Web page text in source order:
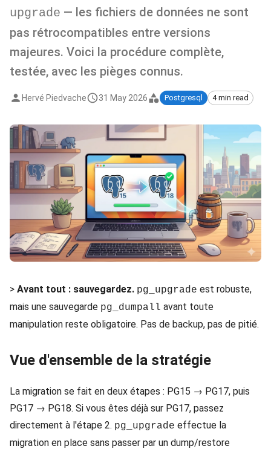
upgrade — les fichiers de données ne sont
pas rétrocompatibles entre versions
majeures. Voici la procédure complète,
testée, avec les pièges connus.
Hervé Piedvache 31 May 2026 Postgresql 4 min read
> Avant tout : sauvegardez. pg_upgrade est robuste,
mais une sauvegarde pg_dumpall avant toute
manipulation reste obligatoire. Pas de backup, pas de pitié.
Vue d'ensemble de la stratégie
La migration se fait en deux étapes : PG15 → PG17, puis
PG17 → PG18. Si vous êtes déjà sur PG17, passez
directement à l'étape 2. pg_upgrade effectue la
migration en place sans passer par un dump/restore